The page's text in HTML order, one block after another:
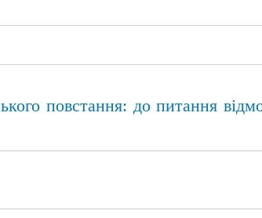
повстання: до питання